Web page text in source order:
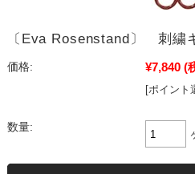
〔Eva Rosenstand〕 刺
価格: ¥7,840 (
[ポイント
数量: